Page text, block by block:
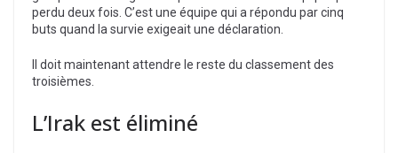
perdu deux fois. C’est une équipe qui a répondu par cinq
buts quand la survie exigeait une déclaration.
Il doit maintenant attendre le reste du classement des
troisièmes.
L’Irak est éliminé